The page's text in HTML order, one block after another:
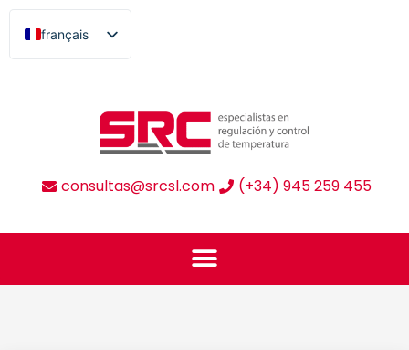
aller
français
español
consultas@srcsl.com (+34) 945 259 455